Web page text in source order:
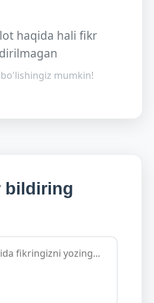
haqida hali fikr
mumkin!
bildiring